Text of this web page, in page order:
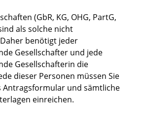
(GbR, KG, OHG, PartG,
als solche nicht
benötigt jeder
Gesellschafter und jede
Gesellschafterin die
dieser Personen müssen Sie
Antragsformular und sämtliche
einreichen.